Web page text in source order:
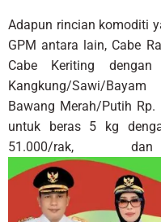
Adapun rincian komoditi
GPM antara lain, Cabe
Cabe Keriting
Kangkung/Sawi/
Bawang Merah/Putih
untuk beras 5 kg
51.000/rak,